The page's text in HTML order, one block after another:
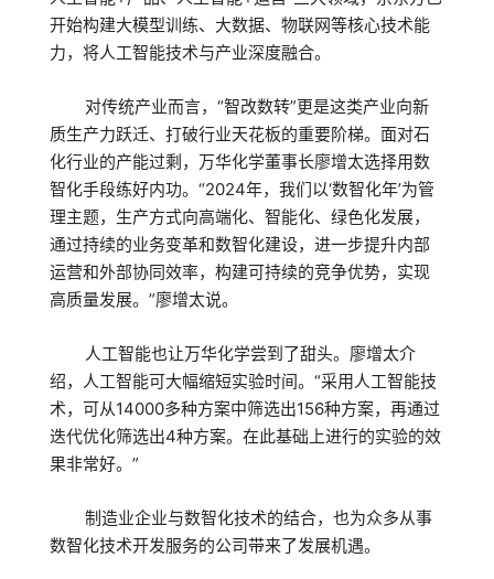
开始构建大模型训练、大数据、物联网等核心技术能
力，将人工智能技术与产业深度融合。
对传统产业而言，“智改数转”更是这类产业向新
质生产力跃迁、打破行业天花板的重要阶梯。面对石
化行业的产能过剩，万华化学董事长廖增太选择用数
智化手段练好内功。“2024年，我们以‘数智化年’为管
理主题，生产方式向高端化、智能化、绿色化发展，
通过持续的业务变革和数智化建设，进一步提升内部
运营和外部协同效率，构建可持续的竞争优势，实现
高质量发展。”廖增太说。
人工智能也让万华化学尝到了甜头。廖增太介
绍，人工智能可大幅缩短实验时间。“采用人工智能技
术，可从14000多种方案中筛选出156种方案，再通过
迭代优化筛选出4种方案。在此基础上进行的实验的效
果非常好。”
制造业企业与数智化技术的结合，也为众多从事
数智化技术开发服务的公司带来了发展机遇。